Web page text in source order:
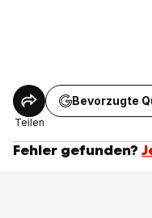
Teilen
Bevorzugte
Fehler gefunden?